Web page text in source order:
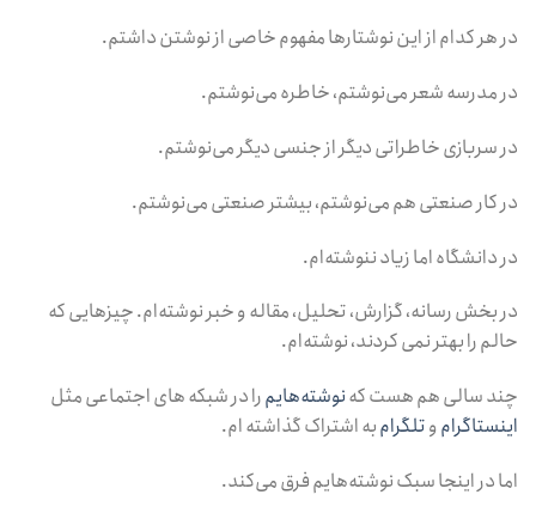
در هر کدام از این نوشتارها مفهوم خاصی از نوشتن داشتم.
در مدرسه شعر می‌نوشتم، خاطره می‌نوشتم.
در سربازی خاطراتی دیگر از جنسی دیگر می‌نوشتم.
در کار صنعتی هم می‌نوشتم، بیشتر صنعتی می‌نوشتم.
در دانشگاه اما زیاد ننوشته‌ام.
در بخش رسانه، گزارش، تحلیل، مقاله و خبر نوشته‌ام. چیزهایی که
حالم را بهتر نمی کردند، نوشته‌ام.
چند سالی هم هست کهنوشته‌هایمرا در شبکه های اجتماعی مثل
اینستاگراموتلگرامبه اشتراک گذاشته ام.
اما در اینجا سبک نوشته‌هایم فرق می‌کند.